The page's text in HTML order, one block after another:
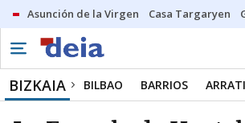
Asunción de la Virgen Casa Targaryen
BIZKAIA BILBAO BARRIOS